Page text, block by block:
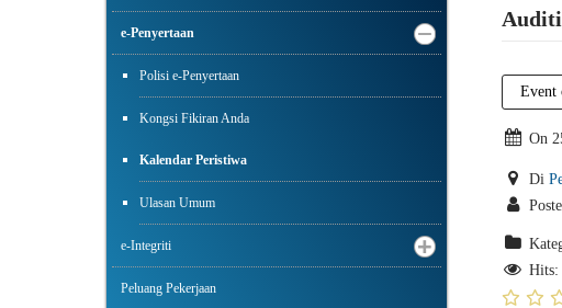
e-Penyertaan
Polisi e-Penyertaan
Kongsi Fikiran Anda
Kalendar Peristiwa
Ulasan Umum
e-Integriti
Peluang Pekerjaan
Event
On
Di
Hits: